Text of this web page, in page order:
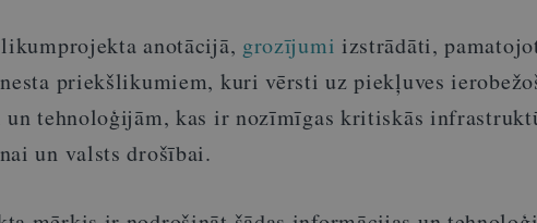
anotācijā, grozījumi izstrādāti,
priekšlikumiem, kuri vērsti uz piekļuves
tehnoloģijām, kas ir nozīmīgas kritiskās
un valsts drošībai.